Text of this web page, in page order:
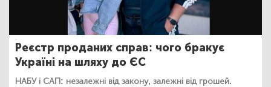
Реєстр проданих справ: чого бракує
Україні на шляху до ЄС
НАБУ і САП: незалежні від закону, залежні від грошей.